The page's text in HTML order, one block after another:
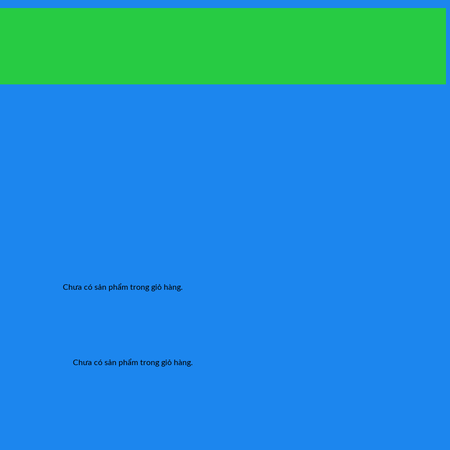
Chưa có sản phẩm trong giỏ hàng.
Chưa có sản phẩm trong giỏ hàng.